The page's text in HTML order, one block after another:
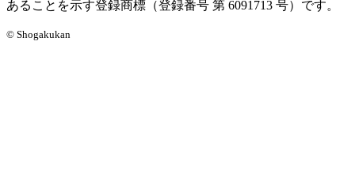
あることを示す登録商標（登録番号 第 6091713 号）です。
© Shogakukan